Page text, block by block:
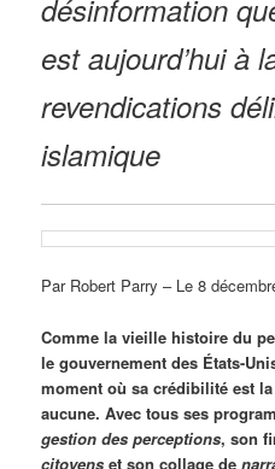
désinformation
est aujourd’hui à
revendications
islamique
Par Robert Parry – Le 8
Comme la vieille histoire du
le gouvernement des États-
moment où sa crédibilité est
aucune. Avec tous ses
gestion des perceptions, son
citoyens et son collage de